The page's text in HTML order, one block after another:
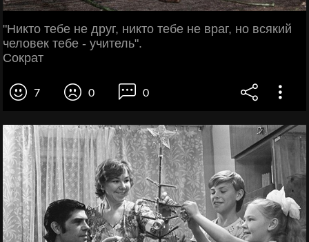
"Никто тебе не друг, никто тебе не враг, но всякий
человек тебе - учитель".
Сократ
7 0 0